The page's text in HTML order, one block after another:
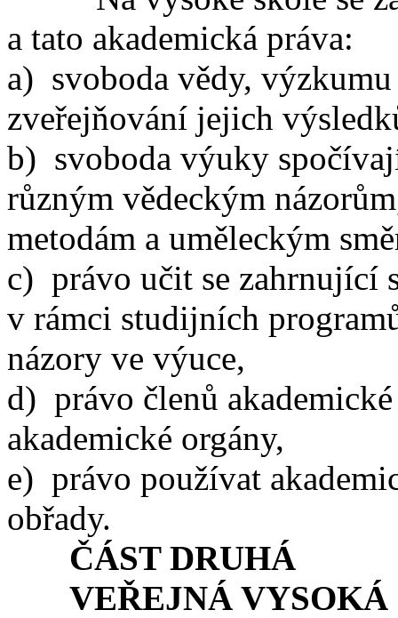
a tato akademická práva:
a) svoboda vědy,
zveřejňování jejich
b) svoboda výuky
různým vědeckým
metodám a uměleckým
c) právo učit se zahrnující
v rámci studijních
názory ve výuce,
d) právo členů
akademické orgány,
e) právo používat
obřady.
ČÁST DRUHÁ
VEŘEJNÁ VYSOKÁ